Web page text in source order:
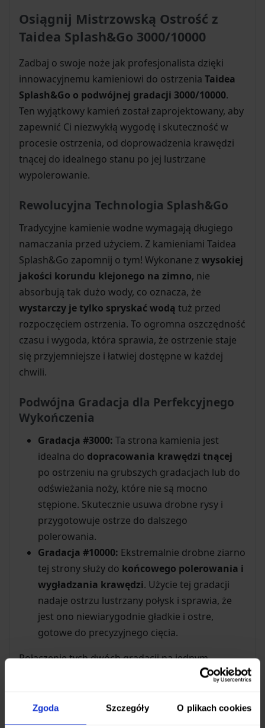
Zgoda Szczegóły O plikach cookies
Osiągnij Mistrzowską Ostrość z
Taidea Splash&Go 3000/10000
Zadbaj o swoje noże jak profesjonalista dzięki
innowacyjnemu kamieniowi do ostrzenia Taidea
Splash&Go o podwójnej gradacji 3000/10000.
Ten wyjątkowy kamień został zaprojektowany, aby
zapewnić Ci niezwykłą wygodę i skuteczność w
procesie ostrzenia, od doprowadzenia krawędzi
tnącej do idealnego stanu po jej lustrzane
wypolerowanie.
Rewolucyjna Technologia Splash&Go
Tradycyjne kamienie wodne wymagają długiego
namaczania przed użyciem. Z kamieniami Taidea
Splash&Go zapomnij o tym! Wykonane z wysokiej
jakości korundu klejonego na zimno, nie
absorbują tak dużo wody, co oznacza, że
wystarczy je tylko spryskać wodą tuż przed
rozpoczęciem ostrzenia. To ogromna oszczędność
czasu i wygoda, która sprawia, że ostrzenie staje
się przyjemniejsze i łatwiej dostępne w każdej
chwili.
Podwójna Gradacja dla Perfekcyjnego
Wykończenia
Gradacja #3000: Ta strona kamienia jest
idealna do dopracowania krawędzi tnącej
po ostrzeniu na grubszych gradacjach lub do
odświeżania noży, które nie są mocno
stępione. Skutecznie usuwa drobne rysy i
przygotowuje ostrze do dalszego
polerowania.
Gradacja #10000: Ekstremalnie drobne ziarno
tej strony służy do końcowego polerowania i
wygładzania krawędzi. Użycie tej gradacji
nadaje ostrzu lustrzany połysk i sprawia, że
jest ono niewiarygodnie gładkie i ostre,
gotowe do precyzyjnego cięcia.
Połączenie tych dwóch gradacji na jednym
kamieniu sprawia, że masz pod ręką kompletne
krawędzi tnącej, która utrzyma ostrość na dłużej.